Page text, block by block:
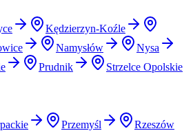
Kędzierzyn-Koźle
Namysłów
Nysa
Prudnik Strzelce Opolskie
Przemyśl
Rzeszów